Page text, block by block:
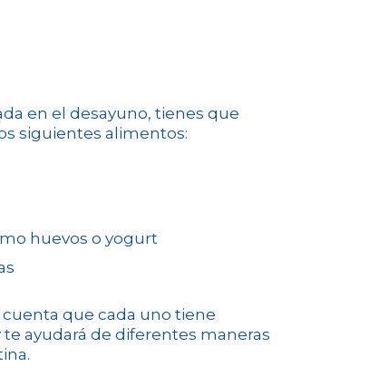
en el desayuno, tienes que
siguientes alimentos:
huevos o yogurt
que cada uno tiene
ayudará de diferentes maneras